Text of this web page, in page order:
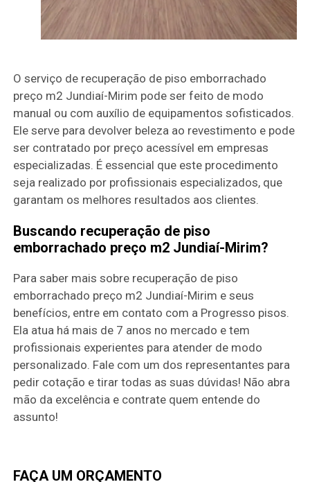
O serviço de recuperação de piso emborrachado
preço m2 Jundiaí-Mirim pode ser feito de modo
manual ou com auxílio de equipamentos sofisticados.
Ele serve para devolver beleza ao revestimento e pode
ser contratado por preço acessível em empresas
especializadas. É essencial que este procedimento
seja realizado por profissionais especializados, que
garantam os melhores resultados aos clientes.
Buscando recuperação de piso
emborrachado preço m2 Jundiaí-Mirim?
Para saber mais sobre recuperação de piso
emborrachado preço m2 Jundiaí-Mirim e seus
benefícios, entre em contato com a Progresso pisos.
Ela atua há mais de 7 anos no mercado e tem
profissionais experientes para atender de modo
personalizado. Fale com um dos representantes para
pedir cotação e tirar todas as suas dúvidas! Não abra
mão da excelência e contrate quem entende do
assunto!
FAÇA UM ORÇAMENTO